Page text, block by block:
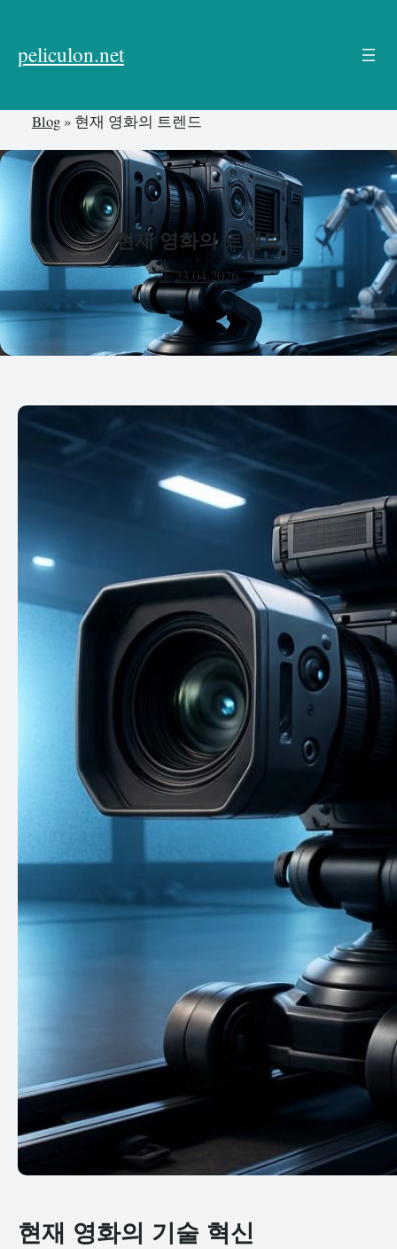
뛰
기
peliculon.net
Blog» 현재 영화의 트렌드
현재 영화의 트렌드
23.04.2026
현재 영화의 기술 혁신